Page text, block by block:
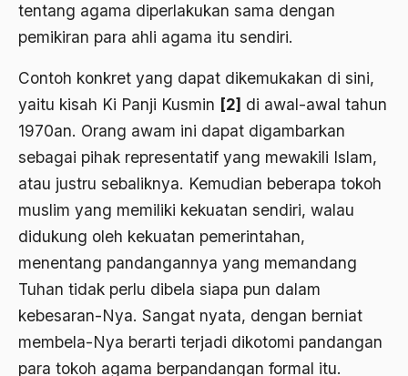
tentang agama diperlakukan sama dengan
pemikiran para ahli agama itu sendiri.
Contoh konkret yang dapat dikemukakan di sini,
yaitu kisah Ki Panji Kusmin [2] di awal­-awal tahun
1970­an. Orang awam ini dapat digambarkan
sebagai pihak representatif yang mewakili Islam,
atau justru sebaliknya. Kemudian beberapa tokoh
muslim yang memiliki kekuatan sendiri, walau
didukung oleh kekuatan pemerintahan,
menentang pandangannya yang memandang
Tuhan tidak perlu dibela siapa pun dalam
kebesaran-­Nya. Sangat nyata, dengan berniat
membela­-Nya berarti terjadi dikotomi pandangan
para tokoh agama berpandangan formal itu.
Airport
Airport Changi
Airport Noto Hadi Negoro
Ajaran AGama
Ajaran Islam
ajaran kemasyarakatan
Ajengan SIngaparna
Akademi Betawi
Akademi Jakarta